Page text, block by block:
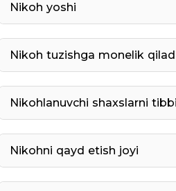
Nikoh yoshi
Nikoh tuzishga monelik
o‘rtasida;
o‘rtasida
Nikohlanuvchi shaxslarni
Nikohni qayd etish joyi